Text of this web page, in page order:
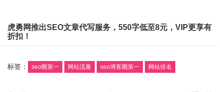
虎勇网推出SEO文章代写服务，550字低至8元，VIP更享有
折扣！
标签： seo圈第一 网站流量 seo博客圈第一 网站排名